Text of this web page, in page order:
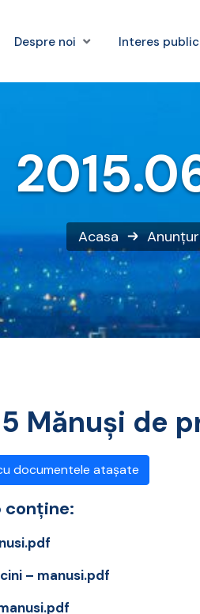
Despre noi Interes public
Acasa
Mănuși de
documentele atașate
conține:
– manusi.pdf